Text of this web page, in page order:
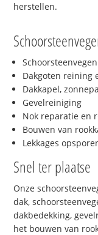
herstellen.
Dakgoten reining
Dakkapel,
Gevelreiniging
Nok reparatie en
Bouwen van
Lekkages
Snel ter plaatse
Onze
dak,
dakbedekking,
het bouwen van